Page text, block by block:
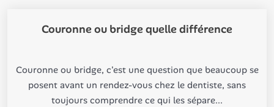
Couronne ou bridge quelle différence
Couronne ou bridge, c'est une question que beaucoup se
posent avant un rendez-vous chez le dentiste, sans
toujours comprendre ce qui les sépare...